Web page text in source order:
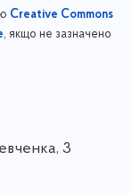
Creative Commons
, якщо не зазначено
3